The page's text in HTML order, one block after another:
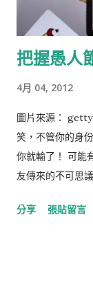
把握愚人
4月 04, 2012
圖片來源：
笑，不管你的身
你就輸了！ 可能
友傳來的不可思
作，要來飆速賽
分享 張貼留言